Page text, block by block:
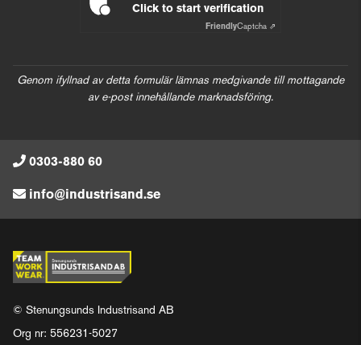
Click to start verification
FriendlyCaptcha ⇗
Genom ifyllnad av detta formulär lämnas medgivande till mottagande
av e-post innehållande marknadsföring.
0303-880 60
info@industrisand.se
© Stenungsunds Industrisand AB
Org nr: 556231-5027